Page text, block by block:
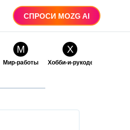
СПРОСИ MOZG AI
М
Мир-работы
Х
Хобби-и-рукоделие